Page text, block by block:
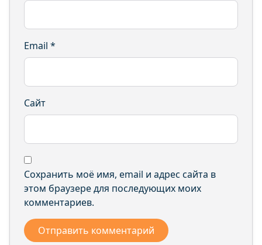
Email *
Сайт
Сохранить моё имя, email и адрес сайта в
этом браузере для последующих моих
комментариев.